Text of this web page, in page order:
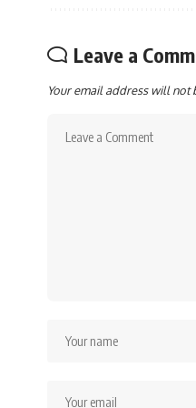
Leave a
Your email address will not